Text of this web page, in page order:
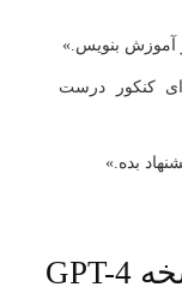
آموزش بنویس.»
کنکور درست
بده.»
کار با عکس و فایل (در نسخه GPT-4